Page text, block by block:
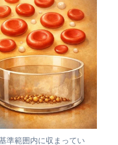
準範囲内に収まってい